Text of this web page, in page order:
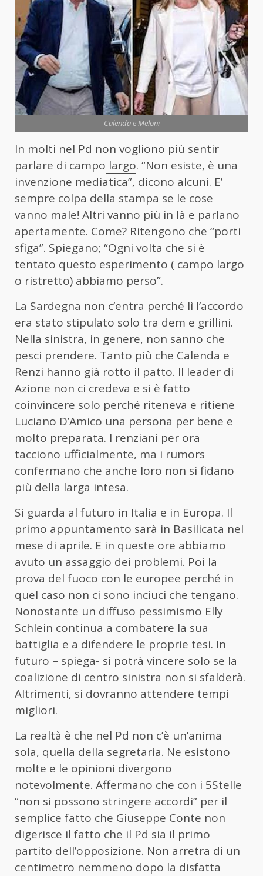
Calenda e Meloni
In molti nel Pd non vogliono più sentir
parlare di campo largo. “Non esiste, è una
invenzione mediatica”, dicono alcuni. E’
sempre colpa della stampa se le cose
vanno male! Altri vanno più in là e parlano
apertamente. Come? Ritengono che “porti
sfiga”. Spiegano; “Ogni volta che si è
tentato questo esperimento ( campo largo
o ristretto) abbiamo perso”.
La Sardegna non c’entra perché lì l’accordo
era stato stipulato solo tra dem e grillini.
Nella sinistra, in genere, non sanno che
pesci prendere. Tanto più che Calenda e
Renzi hanno già rotto il patto. Il leader di
Azione non ci credeva e si è fatto
coinvincere solo perché riteneva e ritiene
Luciano D’Amico una persona per bene e
molto preparata. I renziani per ora
tacciono ufficialmente, ma i rumors
confermano che anche loro non si fidano
più della larga intesa.
Si guarda al futuro in Italia e in Europa. Il
primo appuntamento sarà in Basilicata nel
mese di aprile. E in queste ore abbiamo
avuto un assaggio dei problemi. Poi la
prova del fuoco con le europee perché in
quel caso non ci sono inciuci che tengano.
Nonostante un diffuso pessimismo Elly
Schlein continua a combatere la sua
battiglia e a difendere le proprie tesi. In
futuro – spiega- si potrà vincere solo se la
coalizione di centro sinistra non si sfalderà.
Altrimenti, si dovranno attendere tempi
migliori.
La realtà è che nel Pd non c’è un’anima
sola, quella della segretaria. Ne esistono
molte e le opinioni divergono
notevolmente. Affermano che con i 5Stelle
“non si possono stringere accordi” per il
semplice fatto che Giuseppe Conte non
digerisce il fatto che il Pd sia il primo
partito dell’opposizione. Non arretra di un
centimetro nemmeno dopo la disfatta